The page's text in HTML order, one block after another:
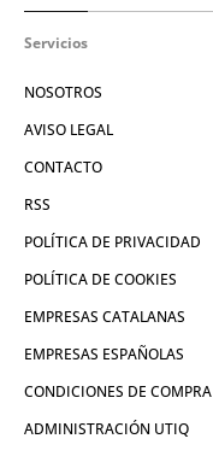
Servicios
NOSOTROS
AVISO LEGAL
CONTACTO
RSS
POLÍTICA DE PRIVACIDAD
POLÍTICA DE COOKIES
EMPRESAS CATALANAS
EMPRESAS ESPAÑOLAS
CONDICIONES DE COMPRA
ADMINISTRACIÓN UTIQ